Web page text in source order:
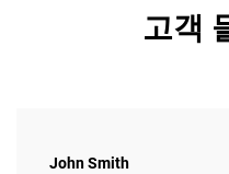
고객
John Smith